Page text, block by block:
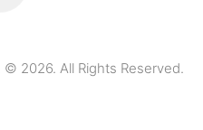
2026. All Rights Reserved.